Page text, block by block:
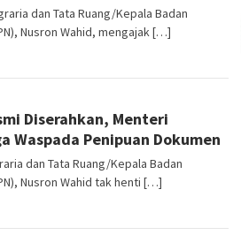
dan Tata Ruang/Kepala Badan
Nusron Wahid, mengajak […]
Diserahkan, Menteri
Waspada Penipuan Dokumen
dan Tata Ruang/Kepala Badan
Nusron Wahid tak henti […]